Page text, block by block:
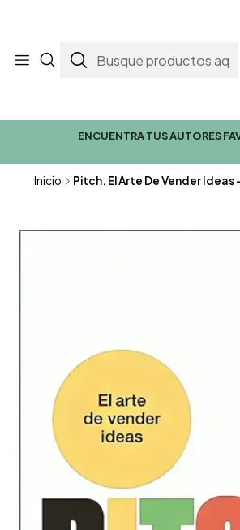
ENCUENTRA TUS AUTORES
Inicio Pitch. El Arte De Vender Ideas